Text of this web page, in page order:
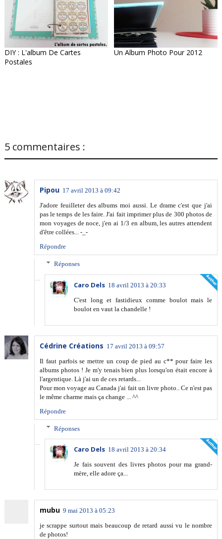
DIY : L'album De Cartes
Postales
Un Album Photo Pour 2012
5 commentaires :
Pipou 17 avril 2013 à 09:42
J'adore feuilleter des albums moi aussi. Le drame c'est que j'ai
pas le temps de les faire. J'ai fait imprimer plus de 300 photos de
mon voyages de noce, j'en ai 1/3 en album, les autres attendent
d'être collées... -_-
Répondre
Réponses
Caro Dels 18 avril 2013 à 20:33
C'est long et fastidieux comme boulot mais le
boulot en vaut la chandelle !
Cédrine Créations 17 avril 2013 à 09:57
Il faut parfois se mettre un coup de pied au c** pour faire les
albums photos ! Je m'y tenais bien plus lorsqu'on était encore à
l'argentique. Là j'ai un de ces retards...
Pour mon voyage au Canada j'ai fait un livre photo.. Ce n'est pas
le même charme mais ça change ... ^^
Répondre
Réponses
Caro Dels 18 avril 2013 à 20:34
Je fais souvent des livres photos pour ma grand-
mère, elle adore ça...
mubu 9 mai 2013 à 05:23
je scrappe surtout mais beaucoup de retard aussi vu le nombre
de photos!